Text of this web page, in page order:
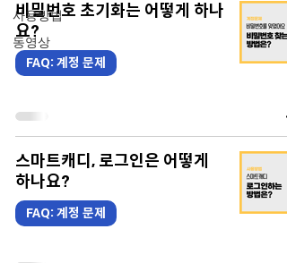
사용방법
동영상
비밀번호 초기화는 어떻게 하나
요?
FAQ: 계정 문제
스마트캐디, 로그인은 어떻게
하나요?
FAQ: 계정 문제